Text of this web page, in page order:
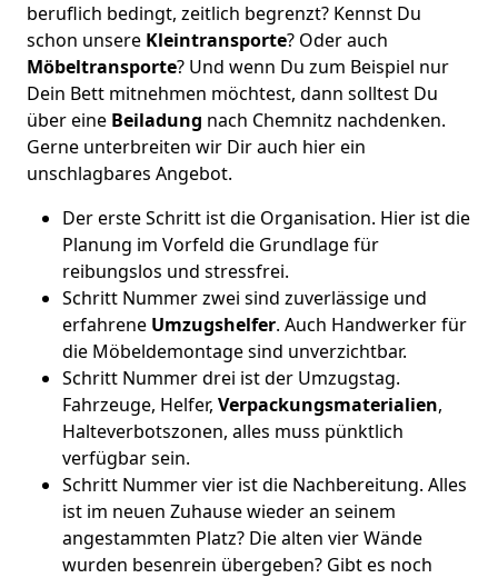
beruflich bedingt, zeitlich begrenzt? Kennst Du
schon unsere Kleintransporte? Oder auch
Möbeltransporte? Und wenn Du zum Beispiel nur
Dein Bett mitnehmen möchtest, dann solltest Du
über eine Beiladung nach Chemnitz nachdenken.
Gerne unterbreiten wir Dir auch hier ein
unschlagbares Angebot.
Der erste Schritt ist die Organisation. Hier ist die
Planung im Vorfeld die Grundlage für
reibungslos und stressfrei.
Schritt Nummer zwei sind zuverlässige und
erfahrene Umzugshelfer. Auch Handwerker für
die Möbeldemontage sind unverzichtbar.
Schritt Nummer drei ist der Umzugstag.
Fahrzeuge, Helfer, Verpackungsmaterialien,
Halteverbotszonen, alles muss pünktlich
verfügbar sein.
Schritt Nummer vier ist die Nachbereitung. Alles
ist im neuen Zuhause wieder an seinem
angestammten Platz? Die alten vier Wände
wurden besenrein übergeben? Gibt es noch